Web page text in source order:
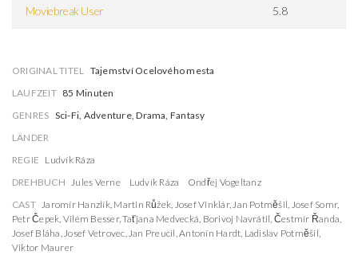
Moviebreak User 5.8
ORIGINAL TITEL Tajemství Ocelového mesta
LAUFZEIT 85 Minuten
GENRES Sci-Fi, Adventure, Drama, Fantasy
LÄNDER
REGIE Ludvík Ráza
DREHBUCH Jules Verne Ludvík Ráza
Ondřej Vogeltanz
CAST Jaromír Hanzlík, Martin Růžek, Josef Vinklár,Jan Potměšil, Josef Somr,
Petr Čepek, Vilém Besser,Taťjana Medvecká, Borivoj Navrátil, Čestmír Řanda,
Josef Bláha,Josef Vetrovec,Jan Preucil,Antonín Hardt, Ladislav Potměšil,
Viktor Maurer